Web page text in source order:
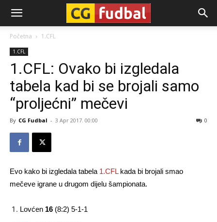
CG-
Fudbal
Početna 1.CFL
1.CFL
1.CFL: Ovako bi izgledala
tabela kad bi se brojali samo
“proljećni” mečevi
By CG Fudbal - 3 Apr 2017. 00:00 0
Evo kako bi izgledala tabela 1.CFLkada bi brojali smao
mečeve igrane u drugom dijelu šampionata.
Lovćen 16 (8:2) 5-1-1